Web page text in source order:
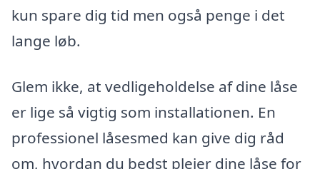
kun spare dig tid men også penge i det
lange løb.
Glem ikke, at vedligeholdelse af dine låse
er lige så vigtig som installationen. En
professionel låsesmed kan give dig råd
om, hvordan du bedst plejer dine låse for